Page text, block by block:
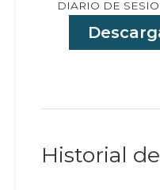
DIARIO DE
Historial